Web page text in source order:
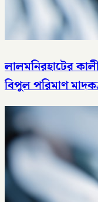
লালমনিরহাটের
বিপুল পরিমাণ